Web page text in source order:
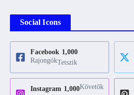
Social Icons
Facebook 1,000
RajongókTetszik
Instagram 1,000Követők